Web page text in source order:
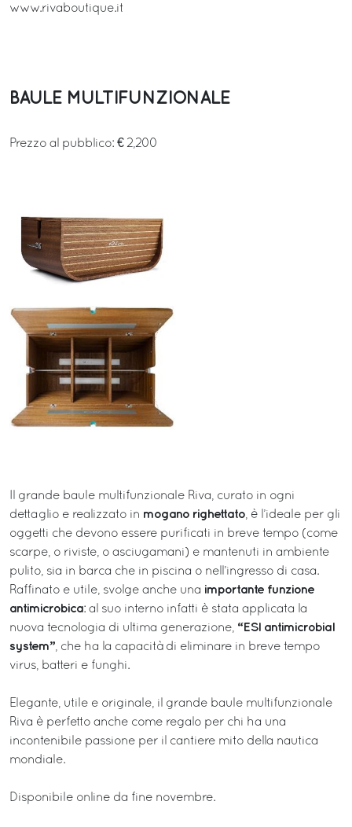
www.rivaboutique.it
BAULE MULTIFUNZIONALE
Prezzo al pubblico: € 2,200
Il grande baule multifunzionale Riva, curato in ogni
dettaglio e realizzato in mogano righettato, è l’ideale per gli
oggetti che devono essere purificati in breve tempo (come
scarpe, o riviste, o asciugamani) e mantenuti in ambiente
pulito, sia in barca che in piscina o nell’ingresso di casa.
Raffinato e utile, svolge anche una importante funzione
antimicrobica: al suo interno infatti è stata applicata la
nuova tecnologia di ultima generazione, “ESI antimicrobial
system”, che ha la capacità di eliminare in breve tempo
virus, batteri e funghi.
Elegante, utile e originale, il grande baule multifunzionale
Riva è perfetto anche come regalo per chi ha una
incontenibile passione per il cantiere mito della nautica
mondiale.
Disponibile online da fine novembre.